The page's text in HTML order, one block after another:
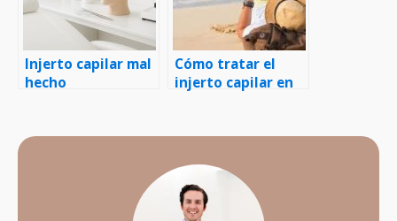
Injerto capilar mal
hecho
Cómo tratar el
injerto capilar en